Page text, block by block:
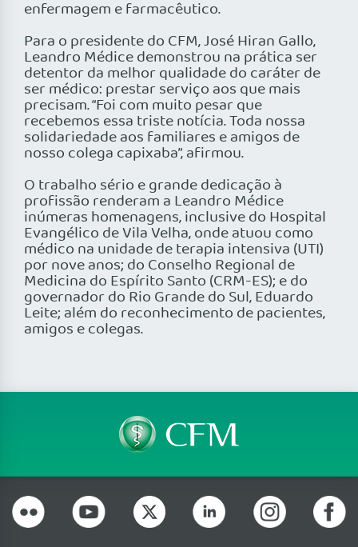
enfermagem e farmacêutico.
Para o presidente do CFM, José Hiran Gallo,
Leandro Médice demonstrou na prática ser
detentor da melhor qualidade do caráter de
ser médico: prestar serviço aos que mais
precisam. “Foi com muito pesar que
recebemos essa triste notícia. Toda nossa
solidariedade aos familiares e amigos de
nosso colega capixaba”, afirmou.
O trabalho sério e grande dedicação à
profissão renderam a Leandro Médice
inúmeras homenagens, inclusive do Hospital
Evangélico de Vila Velha, onde atuou como
médico na unidade de terapia intensiva (UTI)
por nove anos; do Conselho Regional de
Medicina do Espírito Santo (CRM-ES); e do
governador do Rio Grande do Sul, Eduardo
Leite; além do reconhecimento de pacientes,
amigos e colegas.